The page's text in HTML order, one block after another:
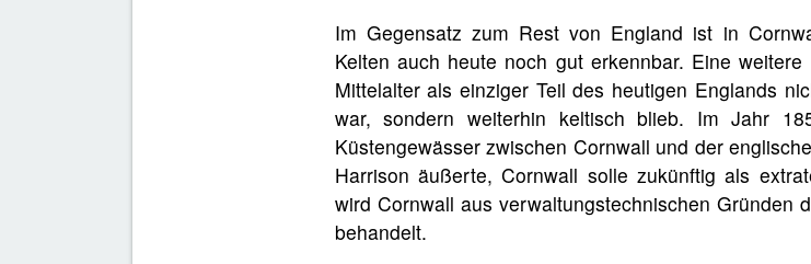
Im Gegensatz zum Rest von England ist in
Kelten auch heute noch gut erkennbar. Eine
Mittelalter als einziger Teil des heutigen Englands
war, sondern weiterhin keltisch blieb. Im Jahr
Küstengewässer zwischen Cornwall und der
Harrison äußerte, Cornwall solle zukünftig als
wird Cornwall aus verwaltungstechnischen Gründen
behandelt.